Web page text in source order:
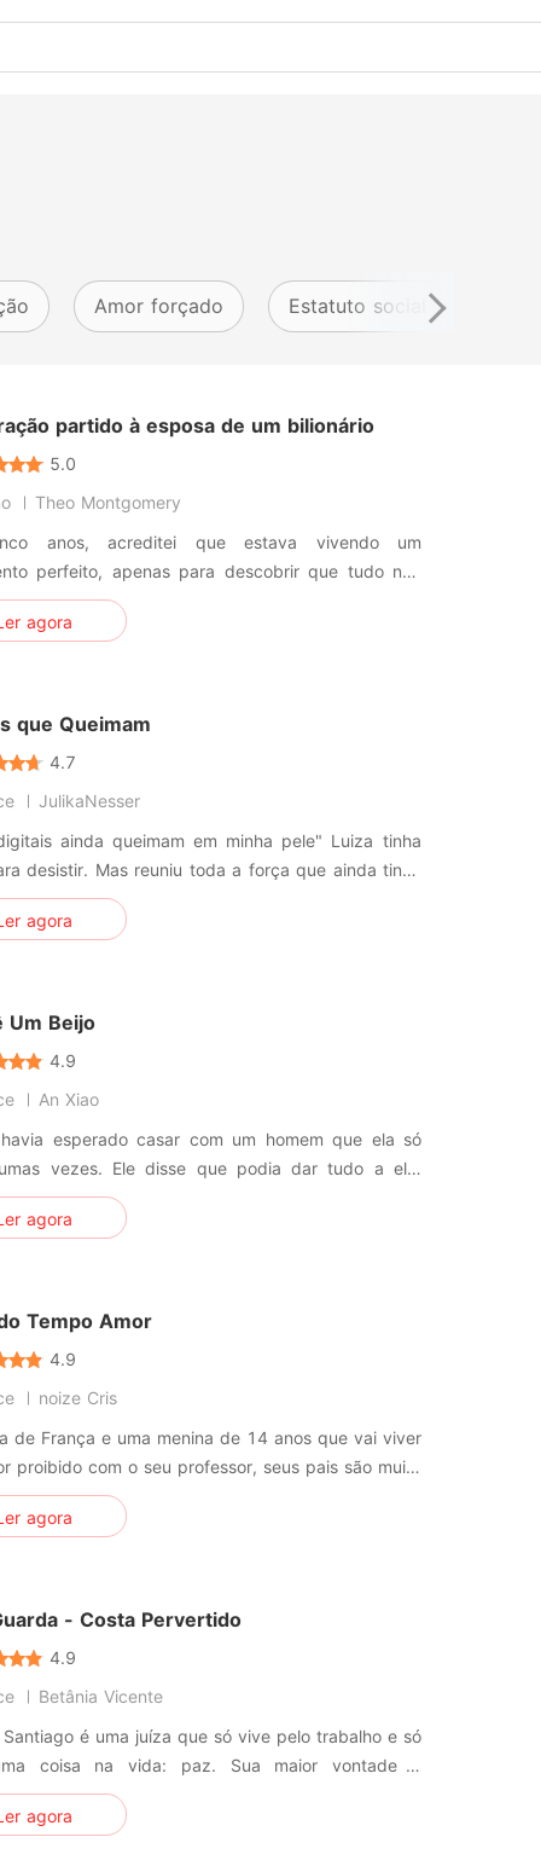
Amor forçado Estatuto social
partido à esposa de um bilionário
5.0
Theo Montgomery
anos, acreditei que estava vivendo um
perfeito, apenas para descobrir que tudo não
farsa! Meu marido estava cobiçando
óssea para sua amante! Bem na minha
agora
que Queimam
4.7
JulikaNesser
ainda queimam em minha pele" Luiza tinha
desistir. Mas reuniu toda a força que ainda tinha
Com a mãe com câncer em tratamento, um irmã
e uma casa pra manter, ela não vê outra
agora
Um Beijo
4.9
An Xiao
esperado casar com um homem que ela só
vezes. Ele disse que podia dar tudo a ela,
amor, e ela concordou. No entanto, sua ternura e
a conquistou. Ela pensou que poderia
agora
Tempo Amor
4.9
noize Cris
de França e uma menina de 14 anos que vai viver
proibido com o seu professor, seus pais são muito
e vai proibido este amor a todo custo. mais
que e proibido e bom ela se envolver com ele,
agora
- Costa Pervertido
4.9
Betânia Vicente
Santiago é uma juíza que só vive pelo trabalho e só
coisa na vida: paz. Sua maior vontade é
um bom homem, e constituir uma bela família
achou que nunca iria encontrar o homem
agora